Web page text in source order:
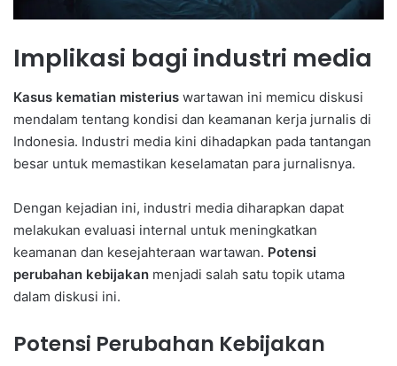
Implikasi bagi industri media
Kasus kematian misterius wartawan ini memicu diskusi
mendalam tentang kondisi dan keamanan kerja jurnalis di
Indonesia. Industri media kini dihadapkan pada tantangan
besar untuk memastikan keselamatan para jurnalisnya.
Dengan kejadian ini, industri media diharapkan dapat
melakukan evaluasi internal untuk meningkatkan
keamanan dan kesejahteraan wartawan. Potensi
perubahan kebijakan menjadi salah satu topik utama
dalam diskusi ini.
Potensi Perubahan Kebijakan